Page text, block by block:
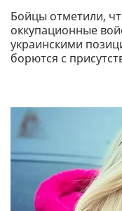
Бойцы отметили,
оккупационные
украинскими
борются с